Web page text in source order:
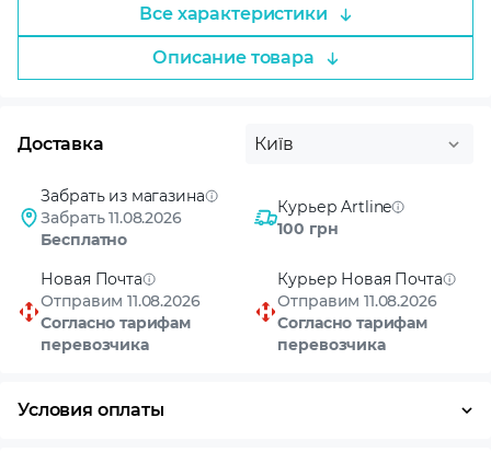
Все характеристики
Описание товара
Доставка Київ
Забрать из магазина
Забрать 11.08.2026
Бесплатно
Курьер Artline
100 грн
Новая Почта
Отправим 11.08.2026
Согласно тарифам
перевозчика
Курьер Новая Почта
Отправим 11.08.2026
Согласно тарифам
перевозчика
Условия оплаты